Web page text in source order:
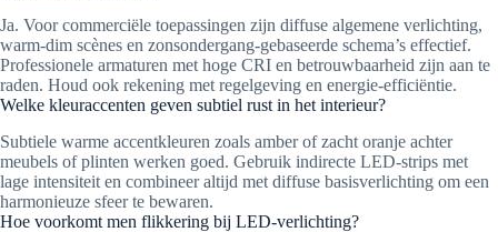
Ja. Voor commerciële toepassingen zijn diffuse algemene verlichting,
warm-dim scènes en zonsondergang-gebaseerde schema’s effectief.
Professionele armaturen met hoge CRI en betrouwbaarheid zijn aan te
raden. Houd ook rekening met regelgeving en energie-efficiëntie.
Welke kleuraccenten geven subtiel rust in het interieur?
Subtiele warme accentkleuren zoals amber of zacht oranje achter
meubels of plinten werken goed. Gebruik indirecte LED-strips met
lage intensiteit en combineer altijd met diffuse basisverlichting om een
harmonieuze sfeer te bewaren.
Hoe voorkomt men flikkering bij LED-verlichting?